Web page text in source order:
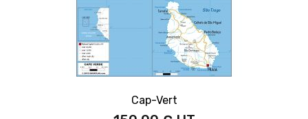
Cap-Vert